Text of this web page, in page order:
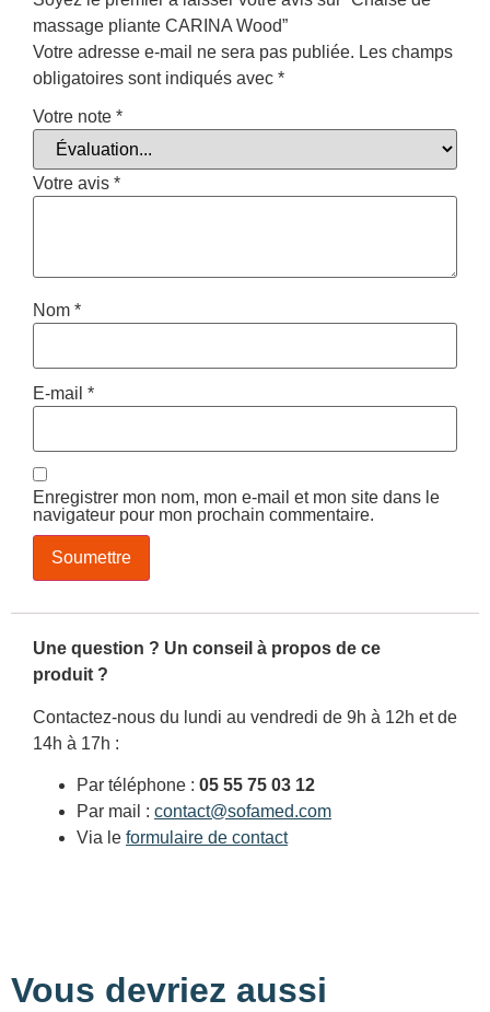
massage pliante CARINA Wood”
Votre adresse e-mail ne sera pas publiée. Les champs
obligatoires sont indiqués avec *
Votre note *
Votre avis *
Nom *
E-mail *
Enregistrer mon nom, mon e-mail et mon site dans le
navigateur pour mon prochain commentaire.
Une question ? Un conseil à propos de ce
produit ?
Contactez-nous du lundi au vendredi de 9h à 12h et de
14h à 17h :
Par téléphone : 05 55 75 03 12
Par mail : contact@sofamed.com
Via le formulaire de contact
Vous devriez aussi